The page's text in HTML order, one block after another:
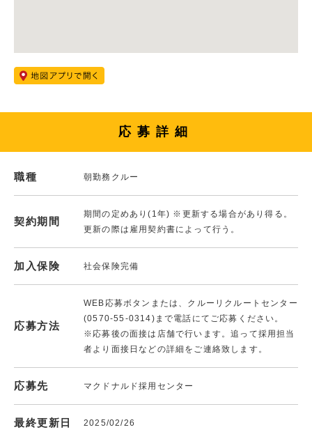
応募詳細
職種 朝勤務クルー
契約期間
期間の定めあり(1年) ※更新する場合があり得る。
更新の際は雇用契約書によって行う。
加入保険 社会保険完備
応募方法
WEB応募ボタンまたは、クルーリクルートセンター
(0570-55-0314)まで電話にてご応募ください。
※応募後の面接は店舗で行います。追って採用担当
者より面接日などの詳細をご連絡致します。
応募先 マクドナルド採用センター
最終更新日 2025/02/26